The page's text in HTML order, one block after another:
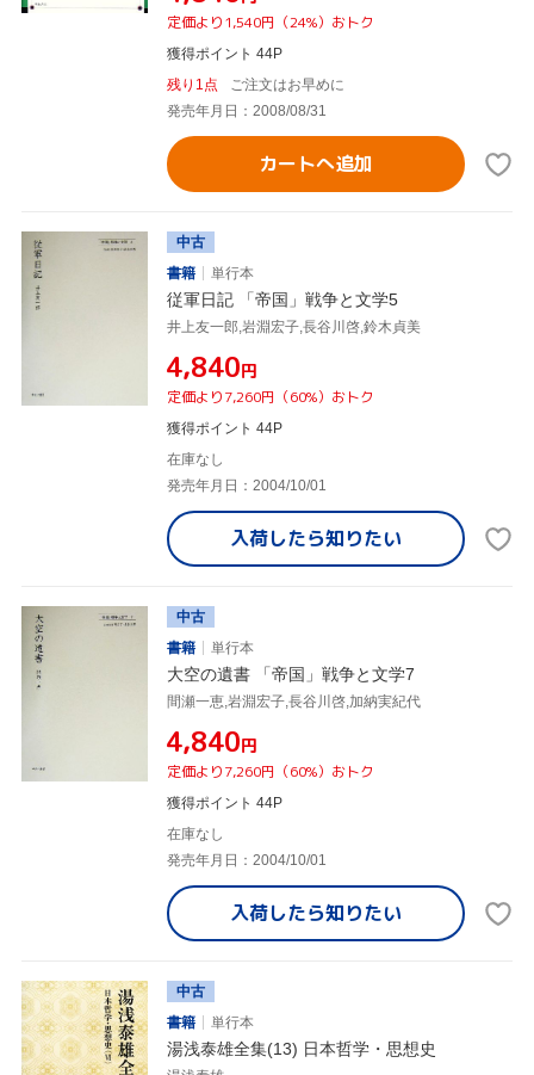
定価より1,540円（24%）おトク
獲得ポイント 44P
残り1点
ご注文はお早めに
発売年月日：2008/08/31
カートへ追加
中古
書籍
単行本
従軍日記 「帝国」戦争と文学5
井上友一郎,岩淵宏子,長谷川啓,鈴木貞美
¥4,840円
定価より7,260円（60%）おトク
獲得ポイント 44P
在庫なし
発売年月日：2004/10/01
入荷したら知りたい
中古
書籍
単行本
大空の遺書 「帝国」戦争と文学7
間瀬一恵,岩淵宏子,長谷川啓,加納実紀代
¥4,840円
定価より7,260円（60%）おトク
獲得ポイント 44P
在庫なし
発売年月日：2004/10/01
入荷したら知りたい
中古
書籍
単行本
湯浅泰雄全集(13) 日本哲学・思想史